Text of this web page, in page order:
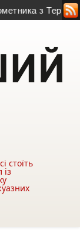
з
стоїть
із